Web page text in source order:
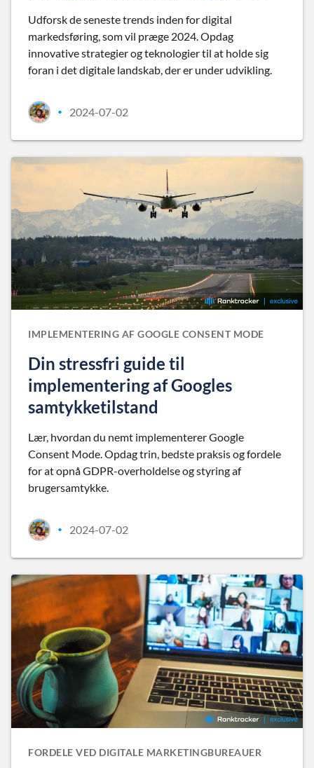
Udforsk de seneste trends inden for digital
markedsføring, som vil præge 2024. Opdag
innovative strategier og teknologier til at holde sig
foran i det digitale landskab, der er under udvikling.
• 2024-07-02
IMPLEMENTERING AF GOOGLE CONSENT MODE
Din stressfri guide til
implementering af Googles
samtykketilstand
Lær, hvordan du nemt implementerer Google
Consent Mode. Opdag trin, bedste praksis og fordele
for at opnå GDPR-overholdelse og styring af
brugersamtykke.
• 2024-07-02
FORDELE VED DIGITALE MARKETINGBUREAUER